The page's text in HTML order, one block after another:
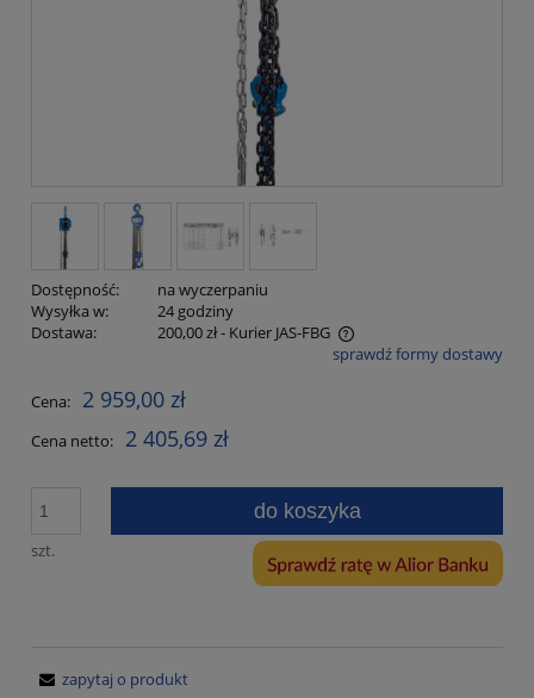
Dostępność:
na wyczerpaniu
Wysyłka w:
24 godziny
Dostawa:
200,00 zł- Kurier JAS-FBG
Cena nie zawiera ewentualnych kosztów płatnościsprawdź formy dostawy
Cena: 2 959,00 zł
Cena netto: 2 405,69 zł
szt.
do koszyka
zapytaj o produkt